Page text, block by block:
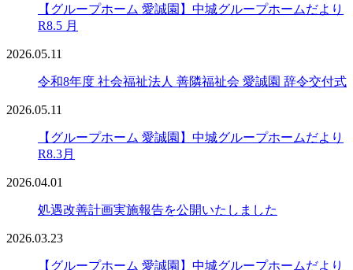
【グループホーム 愛誠園】中城グループホームだより
R8.5 月
2026.05.11
令和8年度 社会福祉法人 善隣福祉会 愛誠園 辞令交付式
2026.05.11
【グループホーム 愛誠園】中城グループホームだより
R8.3月
2026.04.01
処遇改善計画実施報告を公開いたしました
2026.03.23
【グループホーム 愛誠園】中城グループホームだより